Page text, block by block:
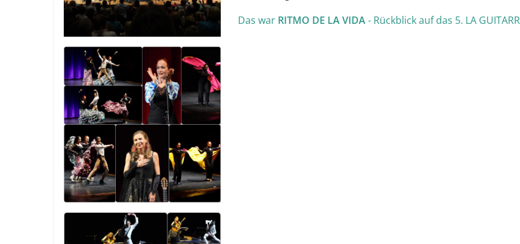
Das war RITMO DE LA VIDA- Rückblick auf das 5. LA